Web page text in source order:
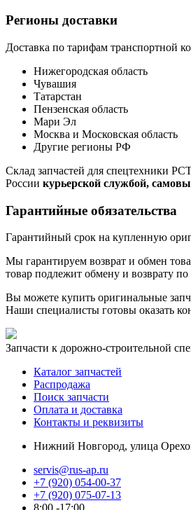
Регионы доставки
Доставка по тарифам транспортной
Нижегородская область
Чувашия
Татарстан
Пензенская область
Мари Эл
Москва и Московская область
Другие регионы РФ
Склад запчастей для спецтехники
России курьерской службой,
Гарантийные обязательства
Гарантийный срок на купленную
Мы гарантируем возврат и обмен
товар подлежит обмену и возврату
Вы можете купить оригинальные
Наши специалисты готовы оказать
Запчасти к дорожно-строительной
Каталог запчастей
Распродажа
Поиск запчасти
Оплата и доставка
Контакты и реквизиты
Нижний Новгород, улица
servis@rus-ap.ru
+7 (920) 054-00-37
+7 (920) 075-07-13